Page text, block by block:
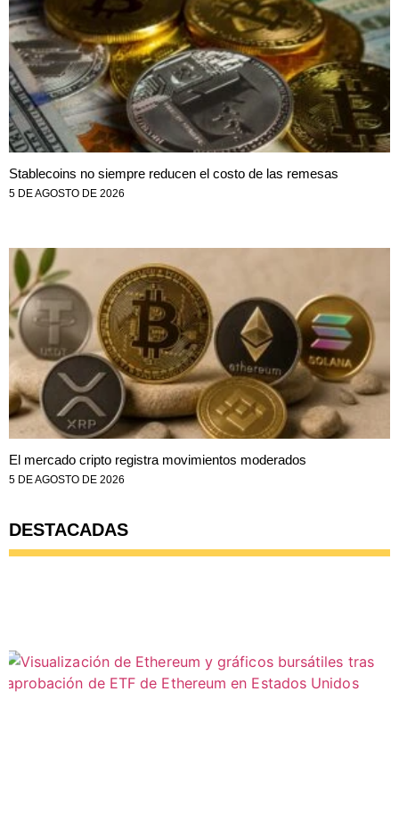
Stablecoins no siempre reducen el costo de las remesas
5 DE AGOSTO DE 2026
El mercado cripto registra movimientos moderados
5 DE AGOSTO DE 2026
DESTACADAS